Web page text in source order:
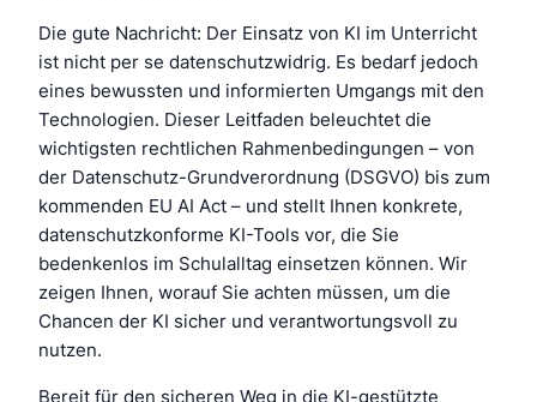
Die gute Nachricht: Der Einsatz von KI im Unterricht
ist nicht per se datenschutzwidrig. Es bedarf jedoch
eines bewussten und informierten Umgangs mit den
Technologien. Dieser Leitfaden beleuchtet die
wichtigsten rechtlichen Rahmenbedingungen – von
der Datenschutz-Grundverordnung (DSGVO) bis zum
kommenden EU AI Act – und stellt Ihnen konkrete,
datenschutzkonforme KI-Tools vor, die Sie
bedenkenlos im Schulalltag einsetzen können. Wir
zeigen Ihnen, worauf Sie achten müssen, um die
Chancen der KI sicher und verantwortungsvoll zu
nutzen.
Bereit für den sicheren Weg in die KI-gestützte